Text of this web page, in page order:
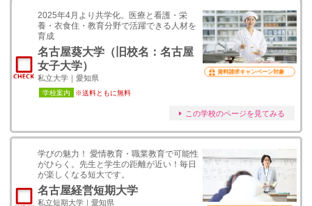
2025年4月より共学化。医療と看護・栄
養・衣食住・教育分野で活躍できる人材を
育成
名古屋葵大学（旧校名：名古屋
女子大学）
私立大学｜愛知県
学校案内 ※送料ともに無料
資料請求キャンペーン対象
この学校のページを見てみる
学びの魅力！ 愛情教育・職業教育で可能性
がひらく。先生と学生の距離が近い！毎日
が楽しくなる短大です。
名古屋経営短期大学
私立短期大学｜愛知県